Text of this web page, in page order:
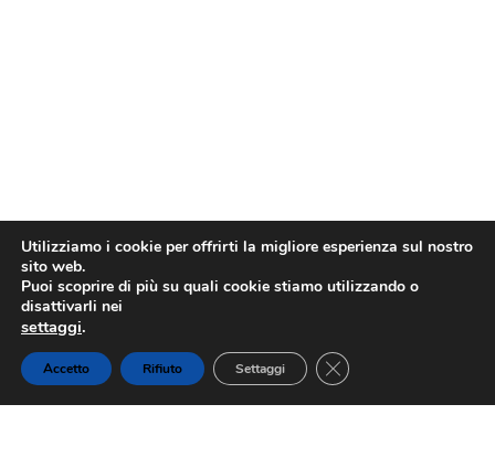
Utilizziamo i cookie per offrirti la migliore esperienza sul nostro
sito web.
Puoi scoprire di più su quali cookie stiamo utilizzando o
disattivarli nei
settaggi.
Accetto Rifiuto Settaggi Close GDPR Cookie